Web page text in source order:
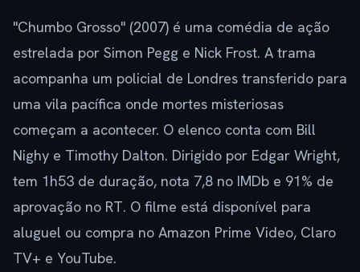
"Chumbo Grosso" (2007) é uma comédia de ação
estrelada por Simon Pegg e Nick Frost. A trama
acompanha um policial de Londres transferido para
uma vila pacífica onde mortes misteriosas
começam a acontecer. O elenco conta com Bill
Nighy e Timothy Dalton. Dirigido por Edgar Wright,
tem 1h53 de duração, nota 7,8 no IMDb e 91% de
aprovação no RT. O filme está disponível para
aluguel ou compra no Amazon Prime Video, Claro
TV+ e YouTube.